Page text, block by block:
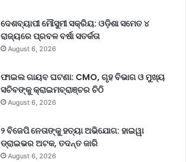
ଦେଶବ୍ୟାପୀ ମୌସୁମୀ ସକ୍ରିୟ: ଓଡ଼ିଶା ସମେତ ୪
ରାଜ୍ୟରେ ପ୍ରବଳ ବର୍ଷା ସତର୍କତା
August 6, 2026
ଫାଇଲ ଗାୟବ ଘଟଣା: CMO, ଗୃହ ବିଭାଗ ଓ ମୁଖ୍ୟ
ସଚିବଙ୍କୁ କ୍ରାଇମବ୍ରାଞ୍ଚର ଚିଠି
August 6, 2026
୨ ବିଜେପି ନେତାଙ୍କୁ ହତ୍ୟା ଅଭିଯୋଗ: ହାଇୱା
ଡ୍ରାଇଭର ଅଟକ, ତଦନ୍ତ ଜାରି
August 6, 2026